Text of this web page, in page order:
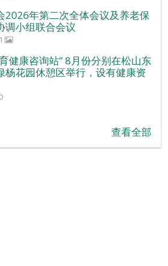
2026年第二次全体会议及养老保
调小组联合会议
健康咨询站” 8月份分别在松山东
杨花园休憩区举行，设有健康资
查看全部